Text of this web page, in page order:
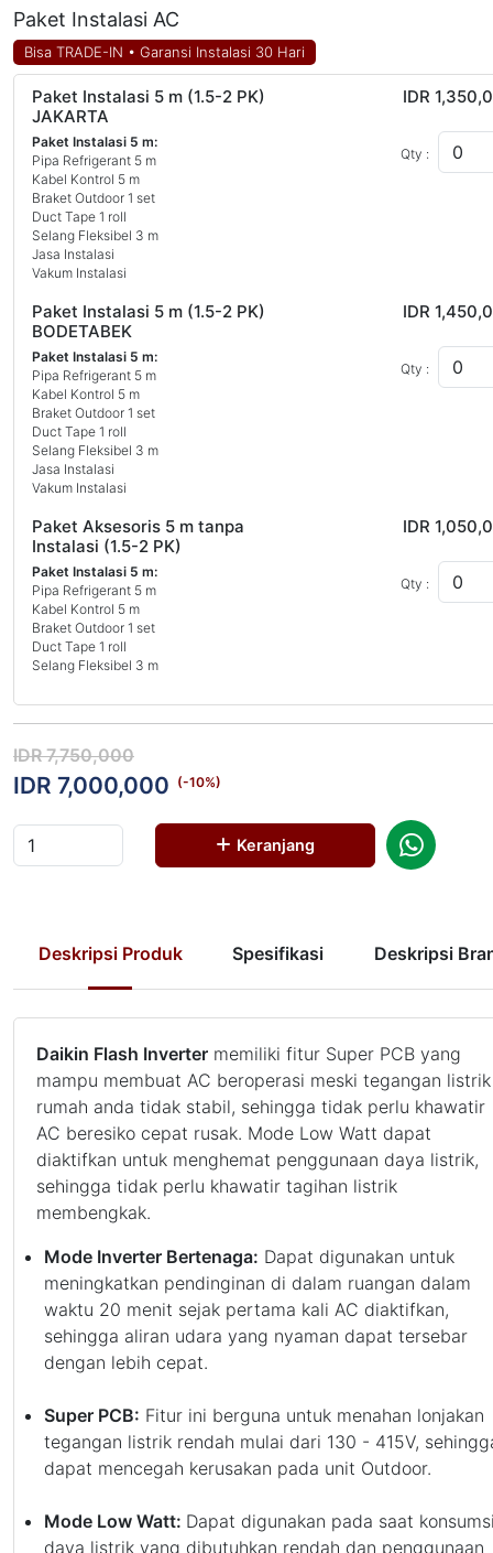
Paket Instalasi AC
Bisa TRADE-IN • Garansi Instalasi 30 Hari
Paket Instalasi 5 m (1.5-2 PK)
JAKARTA
Paket Instalasi 5 m:
Pipa Refrigerant 5 m
Kabel Kontrol 5 m
Braket Outdoor 1 set
Duct Tape 1 roll
Selang Fleksibel 3 m
Jasa Instalasi
Vakum Instalasi
IDR
Qty :
Paket Instalasi 5 m (1.5-2 PK)
BODETABEK
Paket Instalasi 5 m:
Pipa Refrigerant 5 m
Kabel Kontrol 5 m
Braket Outdoor 1 set
Duct Tape 1 roll
Selang Fleksibel 3 m
Jasa Instalasi
Vakum Instalasi
IDR
Qty :
Paket Aksesoris 5 m tanpa
Instalasi (1.5-2 PK)
Paket Instalasi 5 m:
Pipa Refrigerant 5 m
Kabel Kontrol 5 m
Braket Outdoor 1 set
Duct Tape 1 roll
Selang Fleksibel 3 m
IDR
Qty :
IDR 7,750,000
IDR 7,000,000 (-10%)
Keranjang
Deskripsi Produk Spesifikasi Deskripsi
Daikin Flash Inverter memiliki fitur Super PCB yang
mampu membuat AC beroperasi meski tegangan listrik
rumah anda tidak stabil, sehingga tidak perlu khawatir
AC beresiko cepat rusak. Mode Low Watt dapat
diaktifkan untuk menghemat penggunaan daya listrik,
sehingga tidak perlu khawatir tagihan listrik
membengkak.
Mode Inverter Bertenaga: Dapat digunakan untuk
meningkatkan pendinginan di dalam ruangan dalam
waktu 20 menit sejak pertama kali AC diaktifkan,
sehingga aliran udara yang nyaman dapat tersebar
dengan lebih cepat.
Super PCB: Fitur ini berguna untuk menahan lonjakan
tegangan listrik rendah mulai dari 130 - 415V,
dapat mencegah kerusakan pada unit Outdoor.
Mode Low Watt: Dapat digunakan pada saat
daya listrik yang dibutuhkan rendah dan penggunaan